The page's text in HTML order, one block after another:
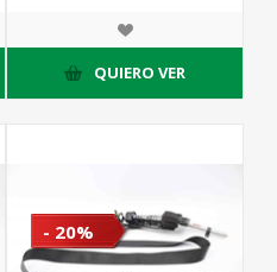
impuestos
QUIERO VER
- 20%